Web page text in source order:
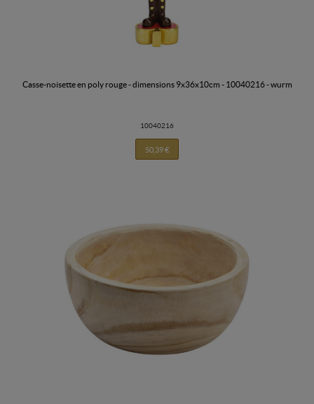
casse-noisette en poly rouge - dimensions 9x36x10cm - 10040216 - wurm
10040216
50,39 €